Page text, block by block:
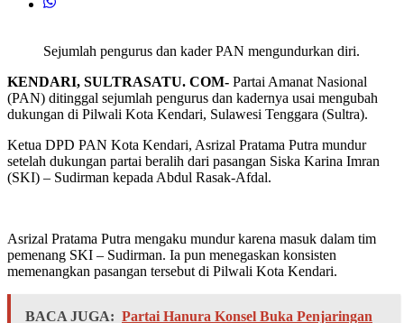
Sejumlah pengurus dan kader PAN mengundurkan diri.
KENDARI, SULTRASATU. COM- Partai Amanat Nasional
(PAN) ditinggal sejumlah pengurus dan kadernya usai mengubah
dukungan di Pilwali Kota Kendari, Sulawesi Tenggara (Sultra).
Ketua DPD PAN Kota Kendari, Asrizal Pratama Putra mundur
setelah dukungan partai beralih dari pasangan Siska Karina Imran
(SKI) – Sudirman kepada Abdul Rasak-Afdal.
Asrizal Pratama Putra mengaku mundur karena masuk dalam tim
pemenang SKI – Sudirman. Ia pun menegaskan konsisten
memenangkan pasangan tersebut di Pilwali Kota Kendari.
BACA JUGA: Partai Hanura Konsel Buka Penjaringan